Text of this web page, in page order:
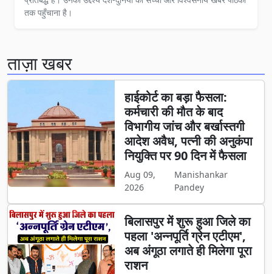
तक पहुँचाना है।
ताज़ा खबर
हाईकोर्ट का बड़ा फैसला:
कर्मचारी की मौत के बाद
विभागीय जांच और बर्खास्तगी
आदेश अवैध, पत्नी की अनुकंपा
नियुक्ति पर 90 दिन में फैसला
Aug 09,
2026
Manishankar
Pandey
बिलासपुर में शुरू हुआ जिले का
पहला 'अन्नपूर्ति ग्रेन एटीएम',
अब अंगूठा लगाते ही मिलेगा पूरा
राशन